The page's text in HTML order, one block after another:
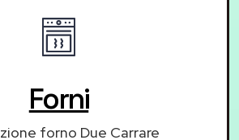
Forni
forno Due Carrare